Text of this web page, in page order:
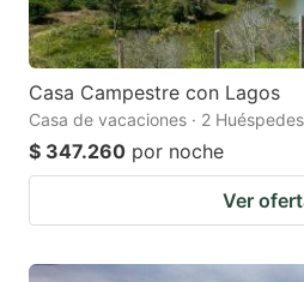
Casa Campestre con Lagos
Casa de vacaciones · 2
$ 347.260 por noche
Ver